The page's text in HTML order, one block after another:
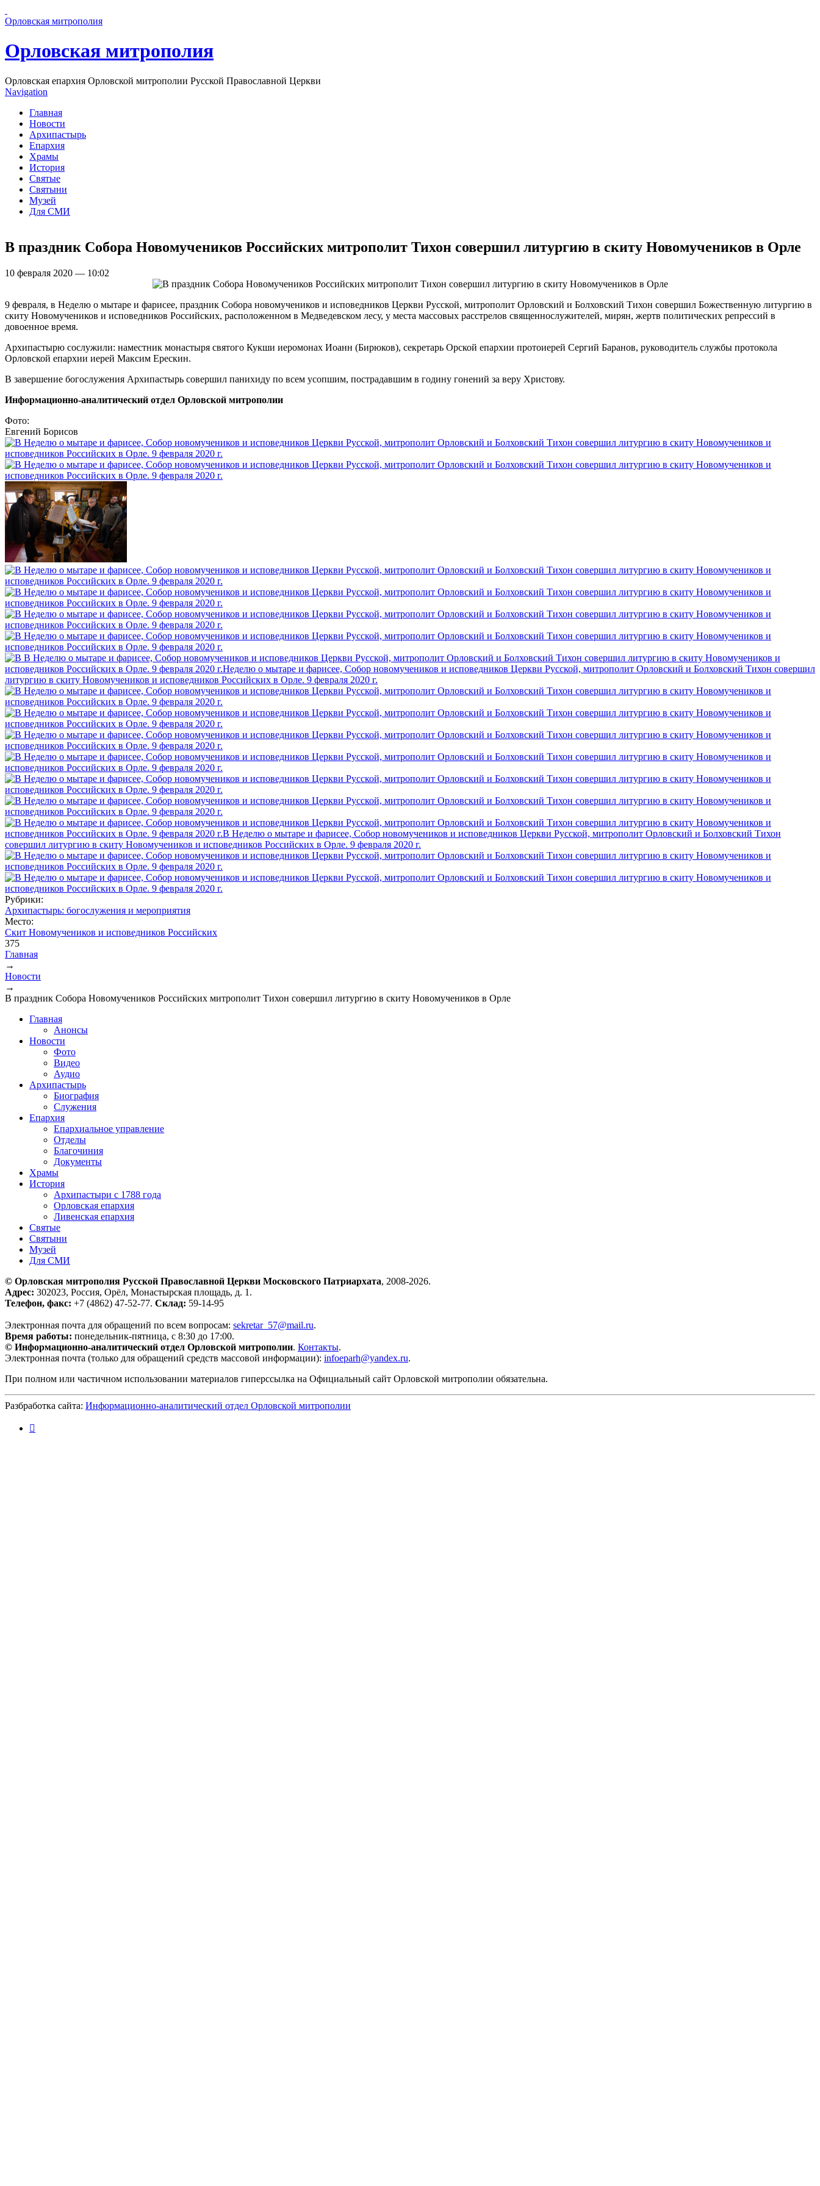
Орловская митрополия
Орловская митрополия
Орловская епархия Орловской митрополии Русской Православной Церкви
Navigation
Главная
Новости
Архипастырь
Епархия
Храмы
История
Святые
Святыни
Музей
Для СМИ
В праздник Собора Новомучеников Российских митрополит Тихон совершил литургию в скиту Новомучеников в Орле
10 февраля 2020 — 10:02
9 февраля, в Неделю о мытаре и фарисее, праздник Собора новомучеников и исповедников Церкви Русской, митрополит Орловский и Болховский Тихон совершил Божественную литургию в
скиту Новомучеников и исповедников Российских, расположенном в Медведевском лесу, у места массовых расстрелов священнослужителей, мирян, жертв политических репрессий в
довоенное время.
Архипастырю сослужили: наместник монастыря святого Кукши иеромонах Иоанн (Бирюков), секретарь Орской епархии протоиерей Сергий Баранов, руководитель службы протокола
Орловской епархии иерей Максим Ерескин.
В завершение богослужения Архипастырь совершил панихиду по всем усопшим, пострадавшим в годину гонений за веру Христову.
Информационно-аналитический отдел Орловской митрополии
Фото:
Евгений Борисов
Рубрики:
Архипастырь: богослужения и мероприятия
Место:
Скит Новомучеников и исповедников Российских
375
Вы здесь
Главная
→
Новости
→
В праздник Собора Новомучеников Российских митрополит Тихон совершил литургию в скиту Новомучеников в Орле
Главная
Анонсы
Новости
Фото
Видео
Аудио
Архипастырь
Биография
Служения
Епархия
Епархиальное управление
Отделы
Благочиния
Документы
Храмы
История
Архипастыри с 1788 года
Орловская епархия
Ливенская епархия
Святые
Святыни
Музей
Для СМИ
© Орловская митрополия Русской Православной Церкви Московского Патриархата, 2008-2026.
Адрес: 302023, Россия, Орёл, Монастырская площадь, д. 1.
Телефон, факс: +7 (4862) 47-52-77. Склад: 59-14-95
Электронная почта для обращений по всем вопросам: sekretar_57@mail.ru.
Время работы: понедельник-пятница, с 8:30 до 17:00.
© Информационно-аналитический отдел Орловской митрополии. Контакты.
Электронная почта (только для обращений средств массовой информации): infoeparh@yandex.ru.
При полном или частичном использовании материалов гиперссылка на Официальный сайт Орловской митрополии обязательна.
Разбработка сайта: Информационно-аналитический отдел Орловской митрополии